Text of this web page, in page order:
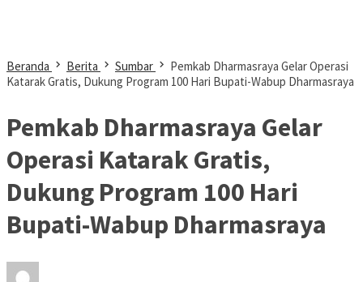
Beranda Berita Sumbar
Pemkab Dharmasraya Gelar Operasi
Katarak Gratis, Dukung Program 100 Hari Bupati-Wabup Dharmasraya
Pemkab Dharmasraya Gelar
Operasi Katarak Gratis,
Dukung Program 100 Hari
Bupati-Wabup Dharmasraya